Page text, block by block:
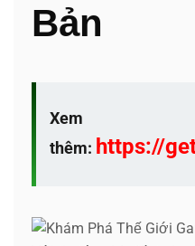
Bản
Xem
thêm: https://